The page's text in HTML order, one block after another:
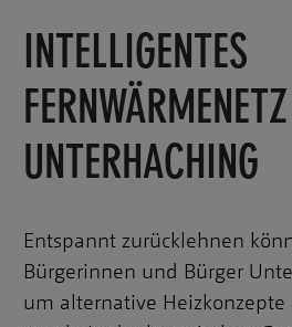
INTELLIGENTES
UNTERHACHING
Entspannt zurücklehnen
Bürgerinnen und Bürger
um alternative Heizkonzepte